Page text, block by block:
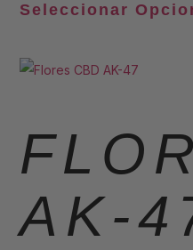
Seleccionar
AK-